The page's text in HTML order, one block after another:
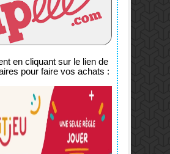
en cliquant sur le lien de
pour faire vos achats :